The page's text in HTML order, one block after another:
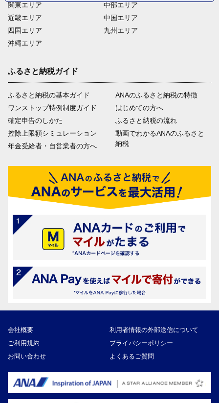
関東エリア
近畿エリア
四国エリア
沖縄エリア
中部エリア
中国エリア
九州エリア
ふるさと納税ガイド
ふるさと納税の基本ガイド
ワンストップ特例制度ガイド
確定申告のしかた
控除上限額シミュレーション
年金受給者・自営業者の方へ
ANAのふるさと納税の特徴
はじめての方へ
ふるさと納税の流れ
動画でわかるANAのふるさと
納税
会社概要
利用者情報の外部送信について
ご利用規約
プライバシーポリシー
お問い合わせ
よくあるご質問